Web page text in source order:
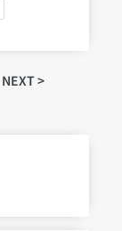
NEXT >